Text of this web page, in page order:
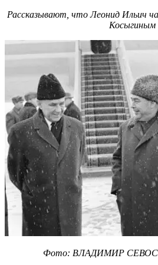
Рассказывают, что Леонид Ильич
Косыгиным
Фото: ВЛАДИМИР